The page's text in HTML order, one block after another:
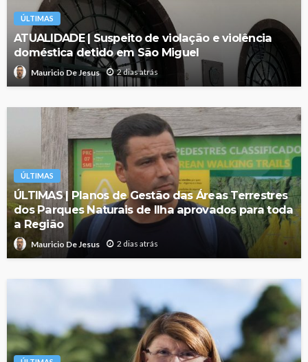
ÚLTIMAS
ATUALIDADE | Suspeito de violação e violência
doméstica detido em São Miguel
Mauricio De Jesus 2 dias atrás
ÚLTIMAS
ÚLTIMAS | Planos de Gestão das Áreas Terrestres
dos Parques Naturais de Ilha aprovados para toda
a Região
Mauricio De Jesus 2 dias atrás